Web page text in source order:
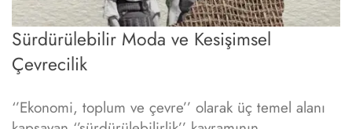
Sürdürülebilir Moda ve Kesişimsel
Çevrecilik
‘’Ekonomi, toplum ve çevre’’ olarak üç temel alanı